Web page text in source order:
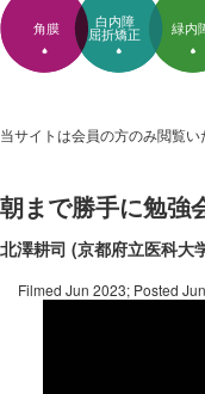
角膜
白内障
屈折矯正
緑内
当サイトは会員の方のみ閲覧い
北澤耕司 (京都府立医科大
Filmed Jun 2023; Posted